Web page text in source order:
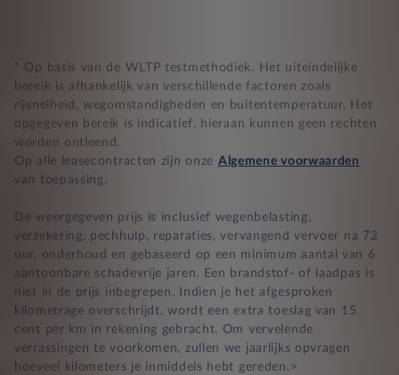
* Op basis van de WLTP testmethodiek. Het uiteindelijke
bereik is afhankelijk van verschillende factoren zoals
rijsnelheid, wegomstandigheden en buitentemperatuur. Het
opgegeven bereik is indicatief, hieraan kunnen geen rechten
worden ontleend.
Op alle leasecontracten zijn onze Algemene voorwaarden
van toepassing.
De weergegeven prijs is inclusief wegenbelasting,
verzekering, pechhulp, reparaties, vervangend vervoer na 72
uur, onderhoud en gebaseerd op een minimum aantal van 6
aantoonbare schadevrije jaren. Een brandstof- of laadpas is
niet in de prijs inbegrepen. Indien je het afgesproken
kilometrage overschrijdt, wordt een extra toeslag van 15
cent per km in rekening gebracht. Om vervelende
verrassingen te voorkomen, zullen we jaarlijks opvragen
hoeveel kilometers je inmiddels hebt gereden.>